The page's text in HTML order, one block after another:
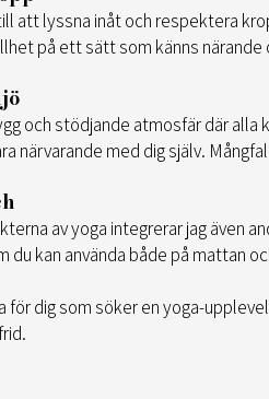
att lyssna inåt och respektera
på ett sätt som känns närande
och stödjande atmosfär där
närvarande med dig själv.
av yoga integrerar jag även
du kan använda både på mattan
för dig som söker en yoga-